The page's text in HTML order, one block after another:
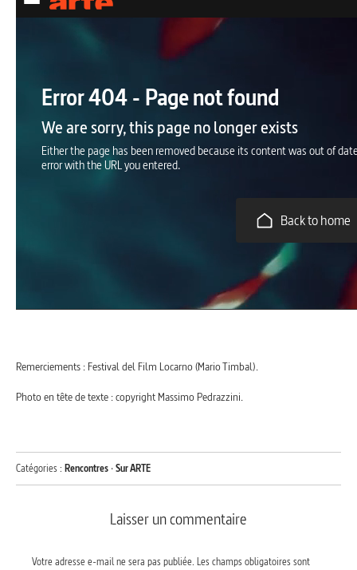
Remerciements : Festival del Film Locarno (Mario Timbal).
Photo en tête de texte : copyright Massimo Pedrazzini.
Catégories : Rencontres ·Sur ARTE
Laisser un commentaire
Votre adresse e-mail ne sera pas publiée. Les champs obligatoires sont